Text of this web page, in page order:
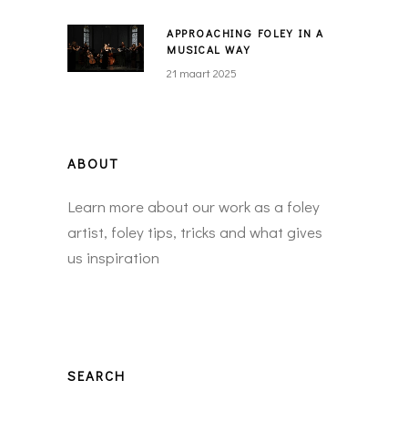
APPROACHING FOLEY IN A
MUSICAL WAY
21 maart 2025
ABOUT
Learn more about our work as a foley
artist, foley tips, tricks and what gives
us inspiration
SEARCH